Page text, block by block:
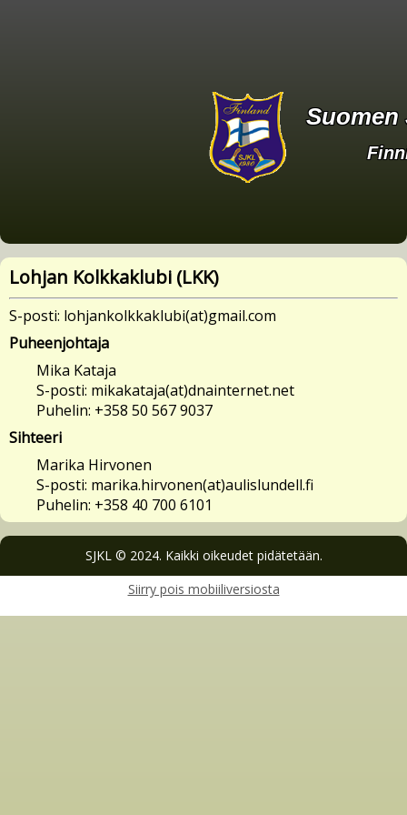
Lohjan Kolkkaklubi (LKK)
S-posti: lohjankolkkaklubi(at)gmail.com
Puheenjohtaja
Mika Kataja
S-posti: mikakataja(at)dnainternet.net
Puhelin: +358 50 567 9037
Sihteeri
Marika Hirvonen
S-posti: marika.hirvonen(at)aulislundell.fi
Puhelin: +358 40 700 6101
SJKL © 2024. Kaikki oikeudet pidätetään.
Siirry pois mobiiliversiosta